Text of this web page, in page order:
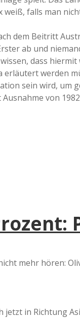
falls man
dem Beitritt
ab und
dass
erläutert werden
sein wird, um
von
mehr hören:
jetzt in Richtung